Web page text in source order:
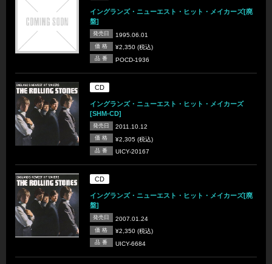
イングランズ・ニューエスト・ヒット・メイカーズ[廃
盤]
発売日 1995.06.01
価 格 ¥2,350 (税込)
品 番 POCD-1936
CD
イングランズ・ニューエスト・ヒット・メイカーズ
[SHM-CD]
発売日 2011.10.12
価 格 ¥2,305 (税込)
品 番 UICY-20167
CD
イングランズ・ニューエスト・ヒット・メイカーズ[廃
盤]
発売日 2007.01.24
価 格 ¥2,350 (税込)
品 番 UICY-6684